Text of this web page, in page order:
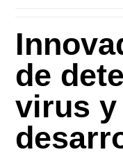
de
virus